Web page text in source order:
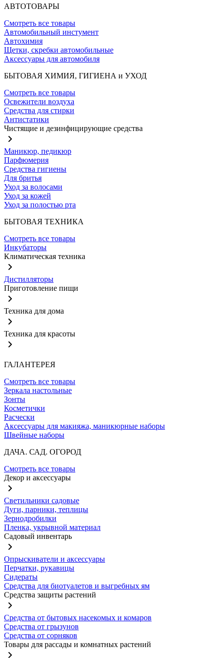
АВТОТОВАРЫ
Смотреть все товары
Автомобильный инстумент
Автохимия
Щетки, скребки автомобильные
Аксессуары для автомобиля
БЫТОВАЯ ХИМИЯ, ГИГИЕНА и УХОД
Смотреть все товары
Освежители воздуха
Средства для стирки
Антистатики
Чистящие и дезинфицирующие средства
Маникюр, педикюр
Парфюмерия
Средства гигиены
Для бритья
Уход за волосами
Уход за кожей
Уход за полостью рта
БЫТОВАЯ ТЕХНИКА
Смотреть все товары
Инкубаторы
Климатическая техника
Дистилляторы
Приготовление пищи
Техника для дома
Техника для красоты
ГАЛАНТЕРЕЯ
Смотреть все товары
Зеркала настольные
Зонты
Косметички
Расчески
Аксессуары для макияжа, маникюрные наборы
Швейные наборы
ДАЧА. САД. ОГОРОД
Смотреть все товары
Декор и аксессуары
Светильники садовые
Дуги, парники, теплицы
Зернодробилки
Пленка, укрывной материал
Садовый инвентарь
Опрыскиватели и аксессуары
Перчатки, рукавицы
Сидераты
Средства для биотуалетов и выгребных ям
Средства защиты растений
Средства от бытовых насекомых и комаров
Средства от грызунов
Средства от сорняков
Товары для рассады и комнатных растений